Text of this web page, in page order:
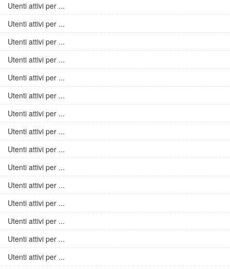
Utenti attivi per ...
Utenti attivi per ...
Utenti attivi per ...
Utenti attivi per ...
Utenti attivi per ...
Utenti attivi per ...
Utenti attivi per ...
Utenti attivi per ...
Utenti attivi per ...
Utenti attivi per ...
Utenti attivi per ...
Utenti attivi per ...
Utenti attivi per ...
Utenti attivi per ...
Utenti attivi per ...